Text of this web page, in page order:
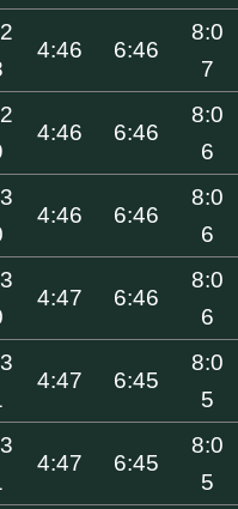
4:46 6:46
8:0
7
4:46 6:46
8:0
6
4:46 6:46
8:0
6
4:47 6:46
8:0
6
4:47 6:45
8:0
5
4:47 6:45
8:0
5